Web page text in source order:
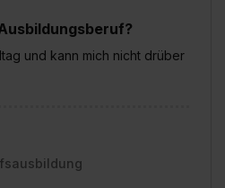
und kann mich nicht drüber